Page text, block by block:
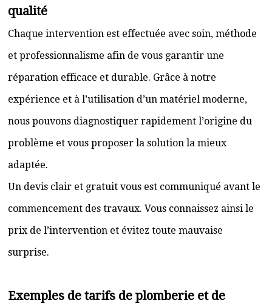
qualité
Chaque intervention est effectuée avec soin, méthode
et professionnalisme afin de vous garantir une
réparation efficace et durable. Grâce à notre
expérience et à l’utilisation d’un matériel moderne,
nous pouvons diagnostiquer rapidement l’origine du
problème et vous proposer la solution la mieux
adaptée.
Un devis clair et gratuit vous est communiqué avant le
commencement des travaux. Vous connaissez ainsi le
prix de l’intervention et évitez toute mauvaise
surprise.
Exemples de tarifs de plomberie et de